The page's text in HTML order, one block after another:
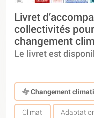
Livret
collectivités
changement
Le livret est
Changement
Climat